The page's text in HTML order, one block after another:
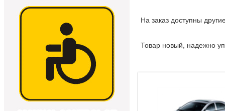
На заказ доступны
Товар новый, надежно